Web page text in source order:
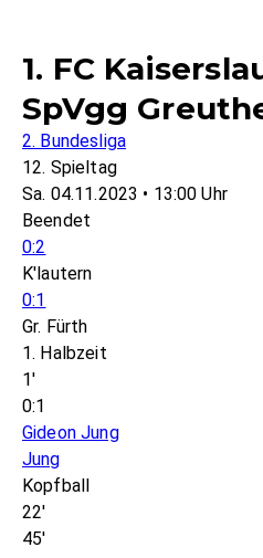
1. FC
SpVgg
2. Bundesliga
12. Spieltag
Sa. 04.11.2023 • 13:00 Uhr
Beendet
0:2
K'lautern
0:1
Gr. Fürth
1. Halbzeit
1'
0:1
Gideon Jung
Jung
Kopfball
22'
45'